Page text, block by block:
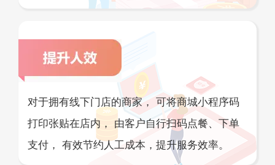
对于拥有线下门店的商家， 可将商城小程序码
打印张贴在店内， 由客户自行扫码点餐、下单
支付， 有效节约人工成本，提升服务效率。